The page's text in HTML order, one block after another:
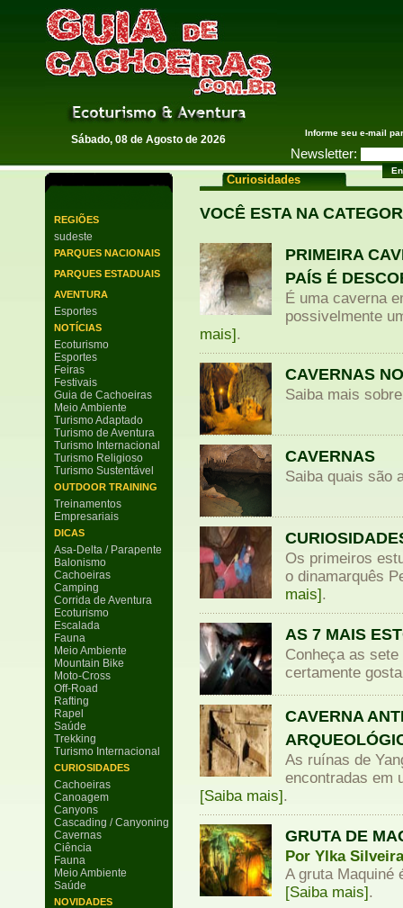
Guia de Cachoeiras
Sábado, 08 de Agosto de 2026
Informe seu e-mail
Newsletter:
REGIÕES
sudeste
PARQUES NACIONAIS
PARQUES ESTADUAIS
AVENTURA
Esportes
NOTÍCIAS
Ecoturismo
Esportes
Feiras
Festivais
Guia de Cachoeiras
Meio Ambiente
Turismo Adaptado
Turismo de Aventura
Turismo Internacional
Turismo Religioso
Turismo Sustentável
OUTDOOR TRAINING
Treinamentos
Empresariais
DICAS
Asa-Delta / Parapente
Balonismo
Cachoeiras
Camping
Corrida de Aventura
Ecoturismo
Escalada
Fauna
Meio Ambiente
Mountain Bike
Moto-Cross
Off-Road
Rafting
Rapel
Saúde
Trekking
Turismo Internacional
CURIOSIDADES
Cachoeiras
Canoagem
Canyons
Cascading / Canyoning
Cavernas
Ciência
Fauna
Meio Ambiente
Saúde
NOVIDADES
Curiosidades
VOCÊ ESTA NA
PRIMEIRA
PAÍS É
É uma caverna
possivelmente
mais].
CAVERNAS
Saiba mais
CAVERNAS
Saiba quais são
Os primeiros
o dinamarquês
mais].
AS 7 MAIS
Conheça as
certamente
CAVERNA
As ruínas de
encontradas em
[Saiba mais].
GRUTA DE
Por Ylka Silveira
A gruta Maquiné
[Saiba mais].